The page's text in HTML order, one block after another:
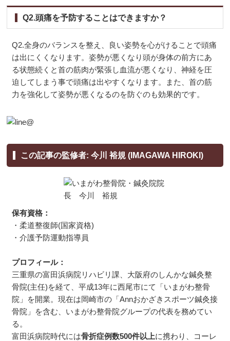
Q2.頭痛を予防することはできますか？
Q2.全身のバランスを整え、良い姿勢を心がけることで頭痛
は出にくくなります。姿勢が悪くなり頭が身体の前方にあ
る状態続くと首の筋肉が緊張し血流が悪くなり、神経を圧
迫してしまう事で頭痛は出やすくなります。また、首の筋
力を強化して姿勢が悪くなるのを防ぐのも効果的です。
この記事の監修者: 今川 裕規 (IMAGAWA HIROKI)
保有資格：
・柔道整復師(国家資格)
・介護予防運動指導員
プロフィール：
三重県の富田浜病院リハビリ課、大阪府のしんかな鍼灸整
骨院(主任)を経て、平成13年に西尾市にて「いまがわ整骨
院」を開業。現在は岡崎市の「Annおかざきスポーツ鍼灸接
骨院」を含む、いまがわ整骨院グループの代表を務めてい
る。
富田浜病院時代には骨折症例数500件以上に携わり、コーレ